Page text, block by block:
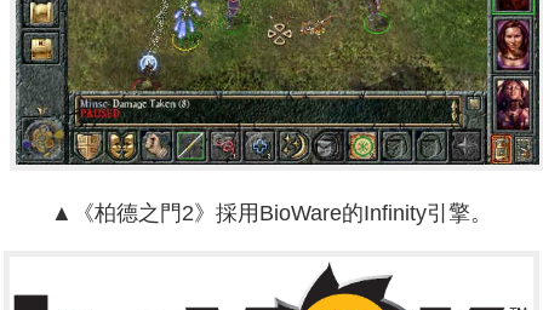
▲《柏德之門2》採用BioWare的Infinity引擎。